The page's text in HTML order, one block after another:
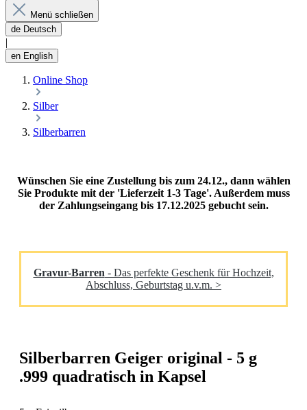
Menü schließen
de Deutsch
en English
Online Shop
Silber
Silberbarren
Wünschen Sie eine Zustellung bis zum 24.12., dann wählen
Sie Produkte mit der 'Lieferzeit 1-3 Tage'. Außerdem muss
der Zahlungseingang bis 17.12.2025 gebucht sein.
Gravur-Barren - Das perfekte Geschenk für Hochzeit,
Abschluss, Geburtstag u.v.m. >
Silberbarren Geiger original - 5 g
.999 quadratisch in Kapsel